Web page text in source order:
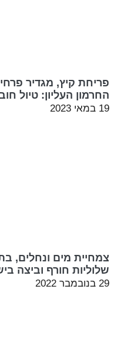
פריחת קיץ, מגדיר
החרמון העליון: טיול
19 במאי 2023
צמחיית מים ונחלים,
שלוליות חורף וביצה
29 בנובמבר 2022